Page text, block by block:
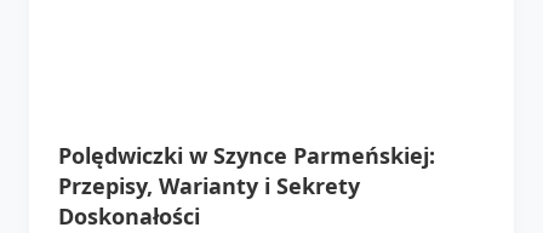
Polędwiczki w Szynce Parmeńskiej:
Przepisy, Warianty i Sekrety
Doskonałości